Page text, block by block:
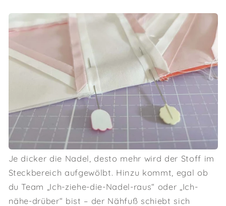
Je dicker die Nadel, desto mehr wird der Stoff im
Steckbereich aufgewölbt. Hinzu kommt, egal ob
du Team „Ich-ziehe-die-Nadel-raus“ oder „Ich-
nähe-drüber“ bist – der Nähfuß schiebt sich